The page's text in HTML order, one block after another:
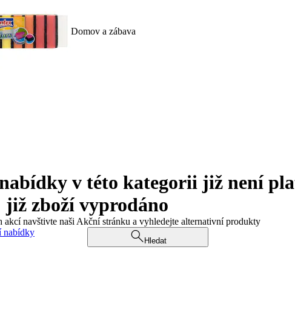
Domov a zábava
v této kategorii již není
již zboží vyprodáno
akcí navštivte naši Akční stránku a vyhledejte alternativní produkty
nabídky
Hledat